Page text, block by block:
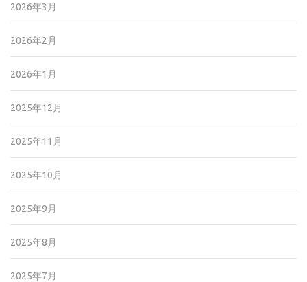
2026年3月
2026年2月
2026年1月
2025年12月
2025年11月
2025年10月
2025年9月
2025年8月
2025年7月